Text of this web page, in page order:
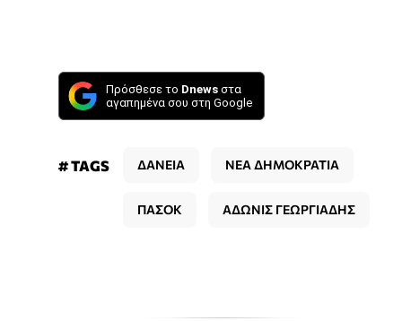
Πρόσθεσε το Dnews στα
αγαπημένα σου στη Google
# TAGS ΔΑΝΕΙΑ ΝΕΑ ΔΗΜΟΚΡΑΤΙΑ
ΠΑΣΟΚ ΑΔΩΝΙΣ ΓΕΩΡΓΙΑΔΗΣ